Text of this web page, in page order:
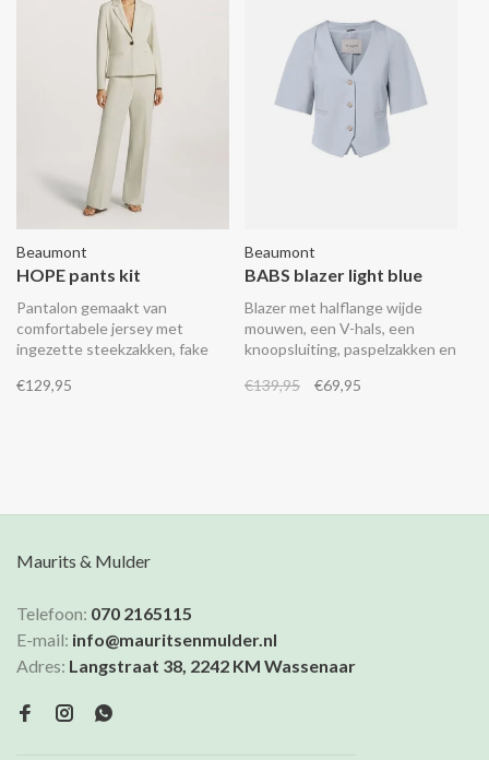
Beaumont
HOPE pants kit
Pantalon gemaakt van
comfortabele jersey met
ingezette steekzakken, fake
achterkant en een elastische
€129,95
Beaumont
BABS blazer light blue
Blazer met halflange wijde
mouwen, een V-hals, een
knoopsluiting, paspelzakken en
onderkant.
€139,95 €69,95
Maurits & Mulder
Telefoon: 070 2165115
E-mail: info@mauritsenmulder.nl
Adres: Langstraat 38, 2242 KM Wassenaar